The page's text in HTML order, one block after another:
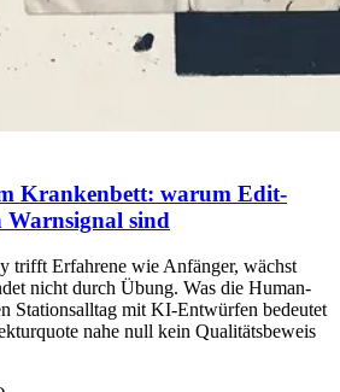
Krankenbett: warum Edit-
Warnsignal sind
trifft Erfahrene wie Anfänger, wächst
nicht durch Übung. Was die Human-
Stationsalltag mit KI-Entwürfen bedeutet
nahe null kein Qualitätsbeweis